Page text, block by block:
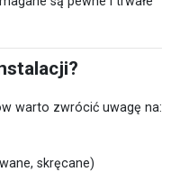
warto zwrócić uwagę na:
skręcane)